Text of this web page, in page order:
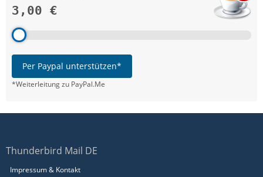
3,00 €
Per Paypal unterstützen*
*Weiterleitung zu PayPal.Me
Thunderbird Mail DE
Impressum & Kontakt